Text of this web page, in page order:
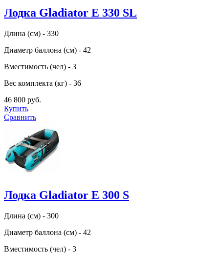
Лодка Gladiator E 330 SL
Длина (см) - 330
Диаметр баллона (см) - 42
Вместимость (чел) - 3
Вес комплекта (кг) - 36
46 800 руб.
Купить
Сравнить
Лодка Gladiator E 300 S
Длина (см) - 300
Диаметр баллона (см) - 42
Вместимость (чел) - 3